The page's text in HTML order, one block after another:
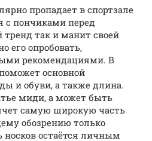
пропадает в спортзале
с пончиками перед
тренд так и манит своей
его опробовать,
рекомендациями. В
основной
и обуви, а также длина.
миди, а может быть
самую широкую часть
обозрению только
остаётся личным